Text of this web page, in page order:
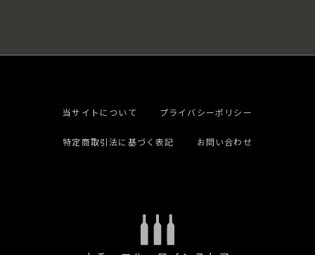
当サイトについて プライバシーポリシー
特定商取引法に基づく表記 お問い合わせ